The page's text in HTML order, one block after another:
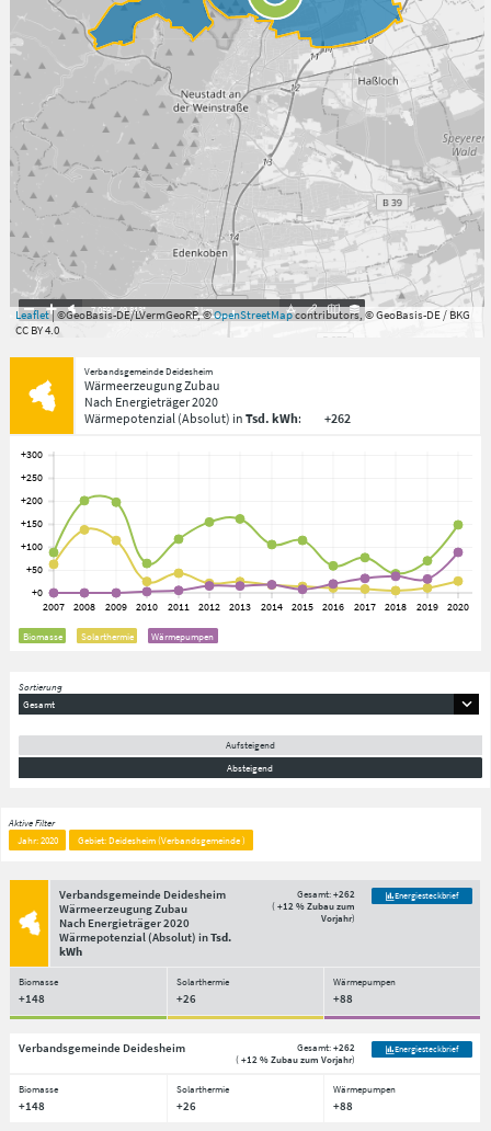
7.059°,49.813° 3km
Leaflet| ©GeoBasis-DE/LVermGeoRP, ©OpenStreetMapcontributors, © GeoBasis-DE / BKG
CC BY 4.0
Verbandsgemeinde Deidesheim
Wärmeerzeugung Zubau
Nach Energieträger2020
Wärmepotenzial(Absolut) in Tsd. kWh: +262
Biomasse Solarthermie Wärmepumpen
Sortierung
Gesamt
Aufsteigend
Absteigend
Aktive Filter
Jahr: 2020
Gebiet: Deidesheim (Verbandsgemeinde )
Verbandsgemeinde Deidesheim
Wärmeerzeugung Zubau
Nach Energieträger2020
Wärmepotenzial(Absolut) inTsd.
kWh
Gesamt:+262
(+12 % Zubau zum
Vorjahr)
Energiesteckbrief
Biomasse Solarthermie Wärmepumpen
+148 +26 +88
Verbandsgemeinde Deidesheim Gesamt:+262
(+12 % Zubau zum Vorjahr)
Energiesteckbrief
Biomasse Solarthermie Wärmepumpen
+148 +26 +88